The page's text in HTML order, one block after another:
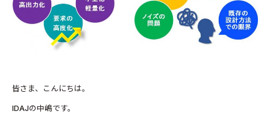
皆さま、こんにちは。
IDAJの中嶋です。